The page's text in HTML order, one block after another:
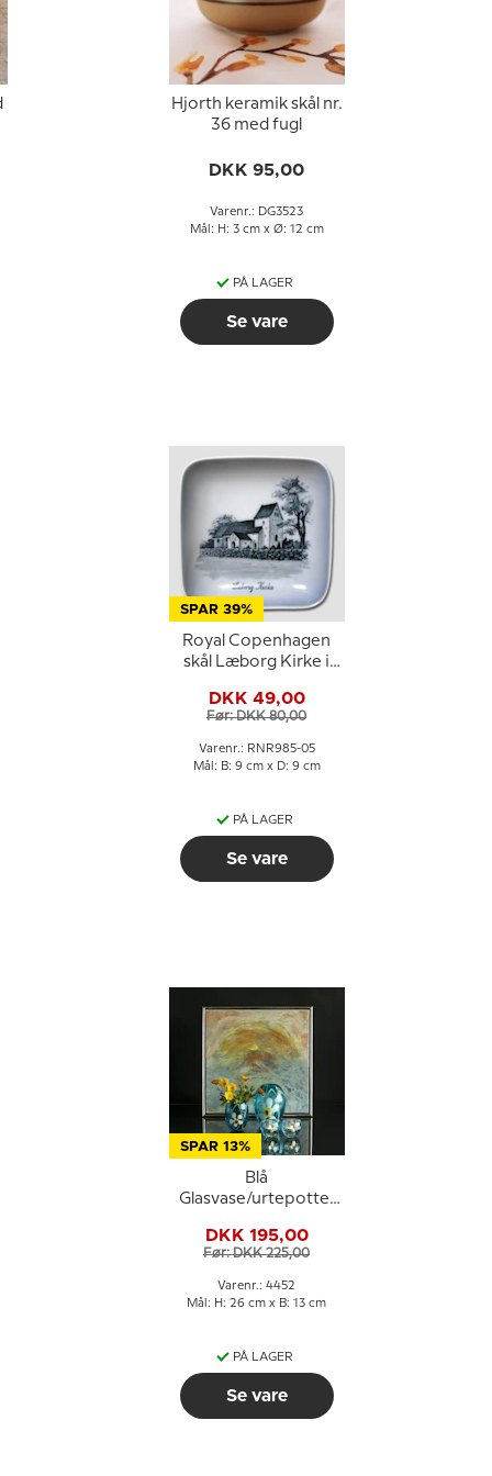
Hjorth keramik skål nr.
36 med fugl
DKK 95,00
Varenr.: DG3523
Mål: H: 3 cm x Ø: 12 cm
PÅ LAGER
Se vare
SPAR 39%
Royal Copenhagen
skål Læborg Kirke i
DKK 49,00
Før: DKK 80,00
Varenr.: RNR985-05
Mål: B: 9 cm x D: 9 cm
PÅ LAGER
Se vare
SPAR 13%
Blå
Glasvase/urtepotte,
glaskunst,
DKK 195,00
Før: DKK 225,00
Varenr.: 4452
Mål: H: 26 cm x B: 13 cm
PÅ LAGER
Se vare